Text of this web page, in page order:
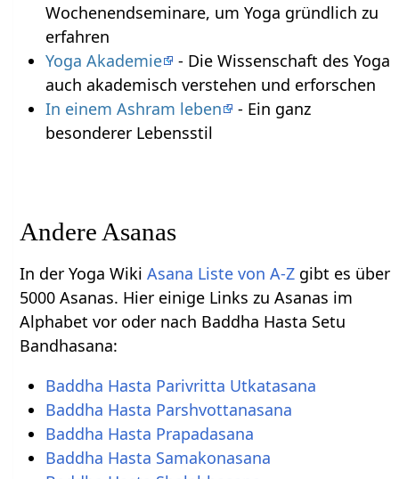
Wochenendseminare, um Yoga gründlich zu
erfahren
Yoga Akademie
- Die Wissenschaft des Yoga
auch akademisch verstehen und erforschen
In einem Ashram leben
- Ein ganz
besonderer Lebensstil
Andere Asanas
In der Yoga WikiAsana Liste von A-Z gibt es über
5000 Asanas. Hier einige Links zu Asanas im
Alphabet vor oder nach Baddha Hasta Setu
Bandhasana:
Baddha Hasta Parivritta Utkatasana
Baddha Hasta Parshvottanasana
Baddha Hasta Prapadasana
Baddha Hasta Samakonasana